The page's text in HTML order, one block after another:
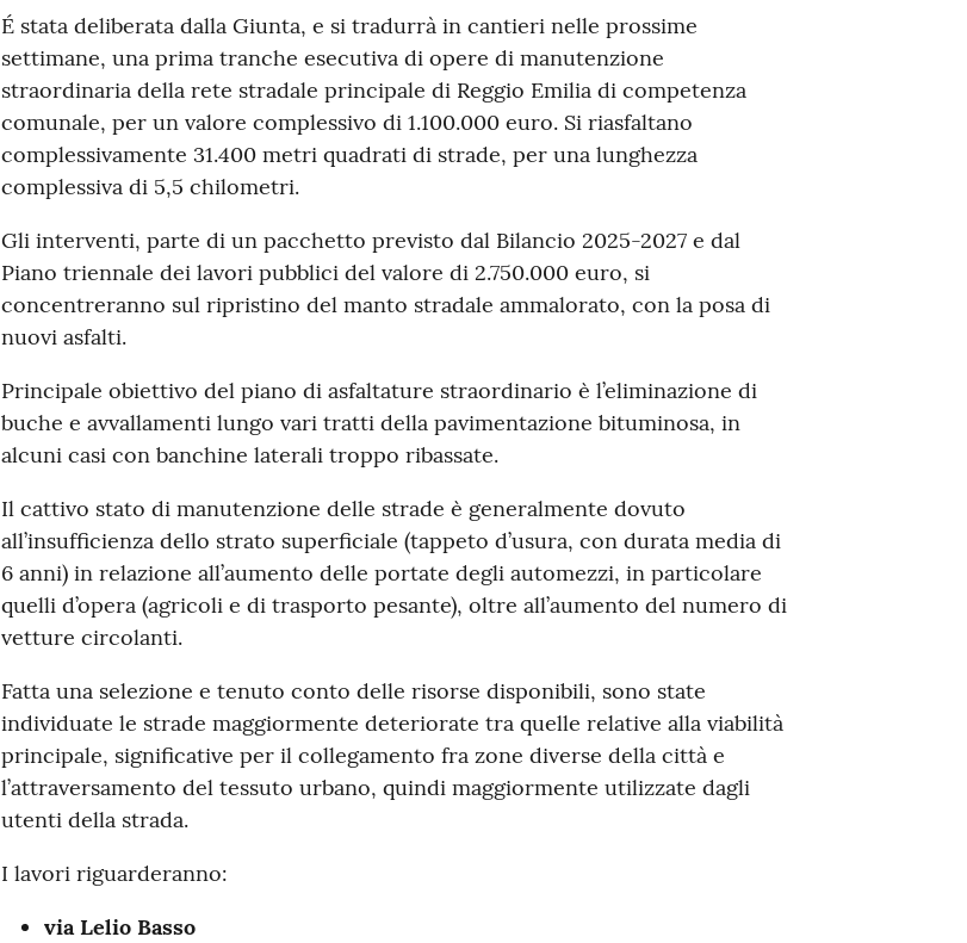
Contenuto
É stata deliberata dalla Giunta, e si tradurrà in cantieri nelle prossime
settimane, una prima tranche esecutiva di opere di manutenzione
straordinaria della rete stradale principale di Reggio Emilia di competenza
comunale, per un valore complessivo di 1.100.000 euro. Si riasfaltano
complessivamente 31.400 metri quadrati di strade, per una lunghezza
complessiva di 5,5 chilometri.
Gli interventi, parte di un pacchetto previsto dal Bilancio 2025-2027 e dal
Piano triennale dei lavori pubblici del valore di 2.750.000 euro, si
concentreranno sul ripristino del manto stradale ammalorato, con la posa di
nuovi asfalti.
Principale obiettivo del piano di asfaltature straordinario è l’eliminazione di
buche e avvallamenti lungo vari tratti della pavimentazione bituminosa, in
alcuni casi con banchine laterali troppo ribassate.
Il cattivo stato di manutenzione delle strade è generalmente dovuto
all’insufficienza dello strato superficiale (tappeto d’usura, con durata media di
6 anni) in relazione all’aumento delle portate degli automezzi, in particolare
quelli d’opera (agricoli e di trasporto pesante), oltre all’aumento del numero di
vetture circolanti.
Fatta una selezione e tenuto conto delle risorse disponibili, sono state
individuate le strade maggiormente deteriorate tra quelle relative alla viabilità
principale, significative per il collegamento fra zone diverse della città e
l’attraversamento del tessuto urbano, quindi maggiormente utilizzate dagli
utenti della strada.
I lavori riguarderanno:
via Lelio Basso